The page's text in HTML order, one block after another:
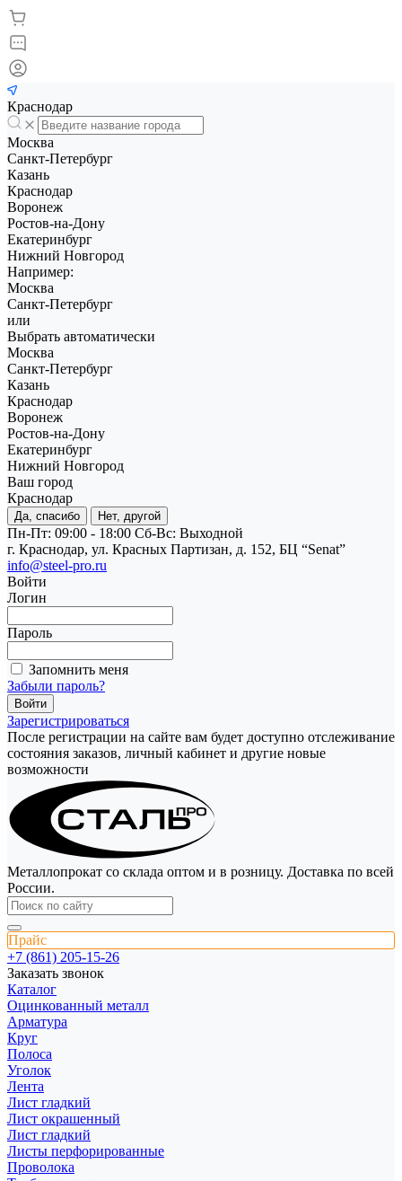
Краснодар
Москва
Санкт-Петербург
Казань
Краснодар
Воронеж
Ростов-на-Дону
Екатеринбург
Нижний Новгород
Например:
Москва
Санкт-Петербург
или
Выбрать автоматически
Москва
Санкт-Петербург
Казань
Краснодар
Воронеж
Ростов-на-Дону
Екатеринбург
Нижний Новгород
Ваш город
Краснодар
Да, спасибо Нет, другой
Пн-Пт: 09:00 - 18:00 Cб-Вс: Выходной
г. Краснодар, ул. Красных Партизан, д. 152, БЦ “Senat”
info@steel-pro.ru
Войти
Логин
Пароль
Запомнить меня
Забыли пароль?
Зарегистрироваться
После регистрации на сайте вам будет доступно отслеживание
состояния заказов, личный кабинет и другие новые
возможности
Металлопрокат со склада оптом и в розницу. Доставка по всей
России.
Прайс
+7 (861) 205-15-26
Заказать звонок
Каталог
Оцинкованный металл
Арматура
Круг
Полоса
Уголок
Лента
Лист гладкий
Лист окрашенный
Лист гладкий
Листы перфорированные
Проволока